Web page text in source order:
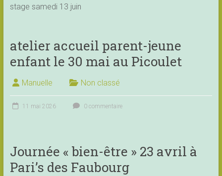
stage samedi 13 juin
atelier accueil parent-jeune
enfant le 30 mai au Picoulet
Manuelle Non classé
11 mai 2026 0 commentaire
Journée « bien-être » 23 avril à
Pari’s des Faubourg